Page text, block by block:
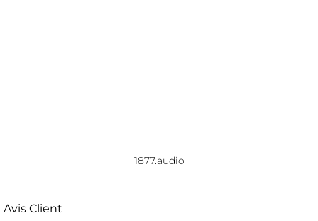
1877.audio
Avis Client